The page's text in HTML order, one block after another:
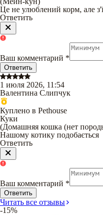
Це не улюблений корм, але
Ответить
Ваш комментарий *
Ответить
1 июля 2026, 11:54
Валентина Слипчук
Куплено в Pethouse
Куки
(Домашняя кошка (нет
Нашому котику подобається
Ответить
Ваш комментарий *
Ответить
Читать все отзывы
-15%